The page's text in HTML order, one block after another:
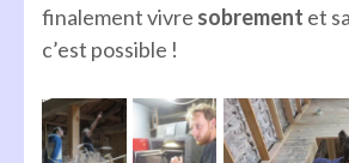
finalement vivre sobrement et
c’est possible !